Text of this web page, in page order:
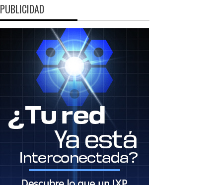
PUBLICIDAD